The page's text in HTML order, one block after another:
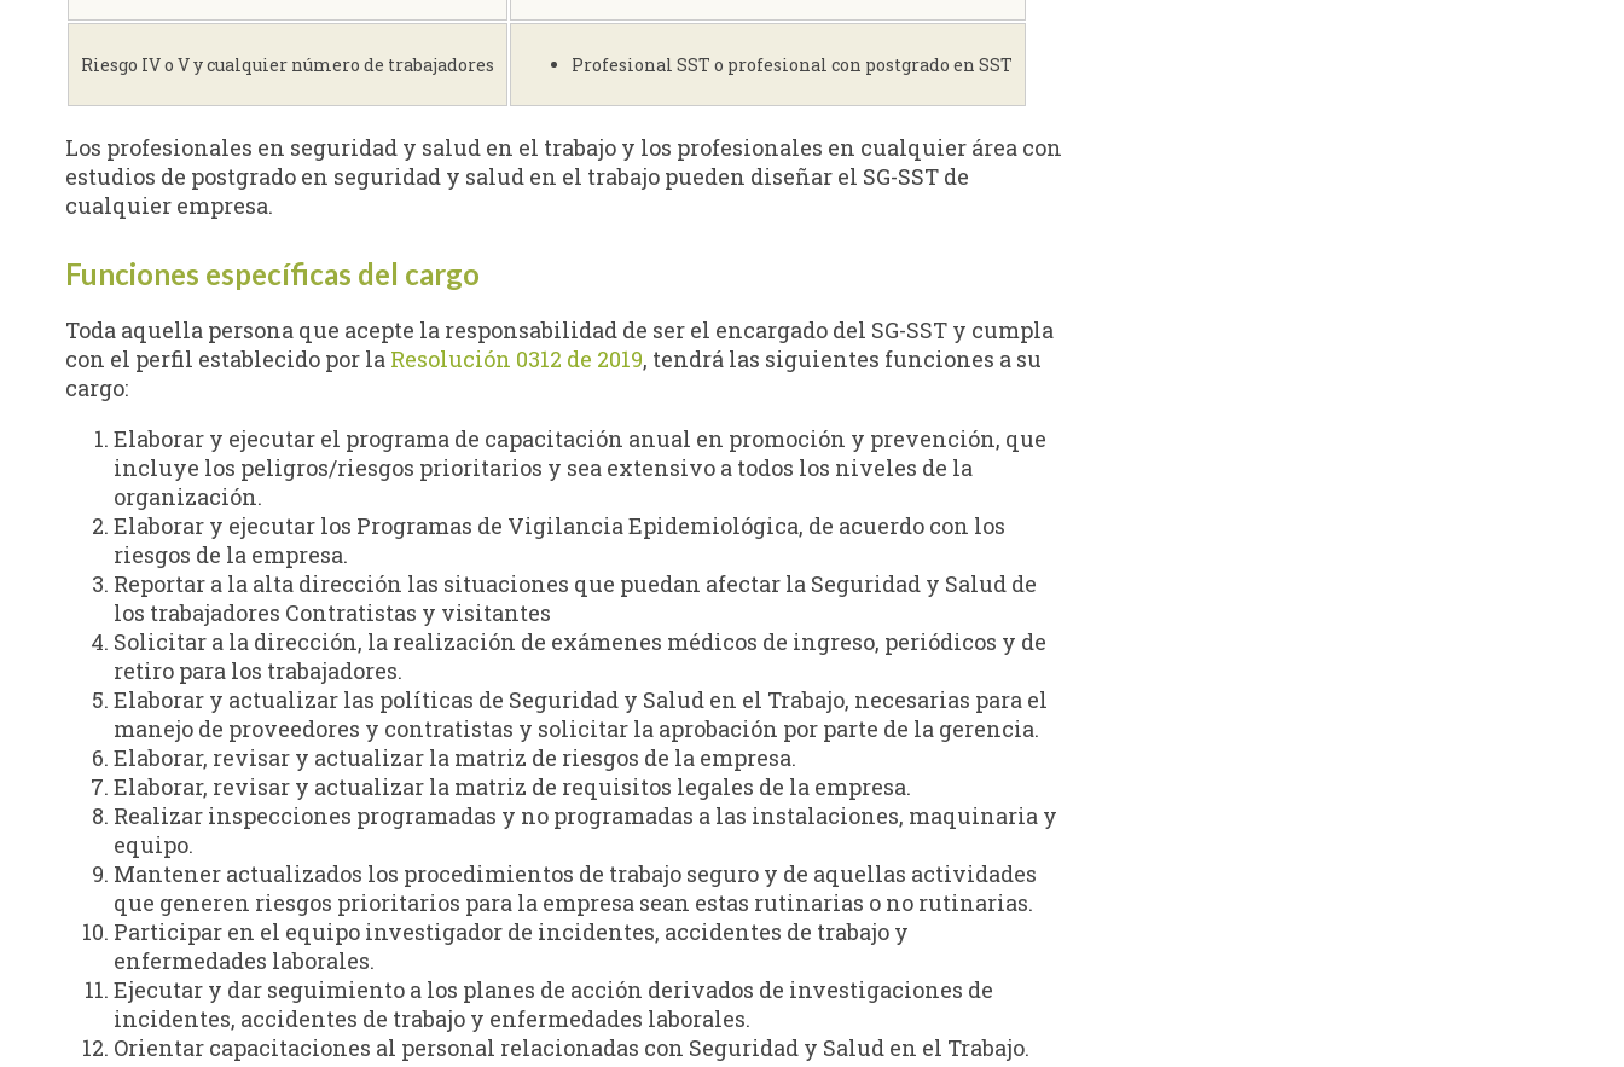
Riesgo IV o V y cualquier número de trabajadores Profesional SST o profesional con postgrado en SST
Los profesionales en seguridad y salud en el trabajo y los profesionales en cualquier área con
estudios de postgrado en seguridad y salud en el trabajo pueden diseñar el SG-SST de
cualquier empresa.
Funciones específicas del cargo
Toda aquella persona que acepte la responsabilidad de ser el encargado del SG-SST y cumpla
con el perfil establecido por la Resolución 0312 de 2019, tendrá las siguientes funciones a su
cargo:
Elaborar y ejecutar el programa de capacitación anual en promoción y prevención, que
incluye los peligros/riesgos prioritarios y sea extensivo a todos los niveles de la
organización.
Elaborar y ejecutar los Programas de Vigilancia Epidemiológica, de acuerdo con los
riesgos de la empresa.
Reportar a la alta dirección las situaciones que puedan afectar la Seguridad y Salud de
los trabajadores Contratistas y visitantes
Solicitar a la dirección, la realización de exámenes médicos de ingreso, periódicos y de
retiro para los trabajadores.
Elaborar y actualizar las políticas de Seguridad y Salud en el Trabajo, necesarias para el
manejo de proveedores y contratistas y solicitar la aprobación por parte de la gerencia.
Elaborar, revisar y actualizar la matriz de riesgos de la empresa.
Elaborar, revisar y actualizar la matriz de requisitos legales de la empresa.
Realizar inspecciones programadas y no programadas a las instalaciones, maquinaria y
equipo.
Mantener actualizados los procedimientos de trabajo seguro y de aquellas actividades
que generen riesgos prioritarios para la empresa sean estas rutinarias o no rutinarias.
Participar en el equipo investigador de incidentes, accidentes de trabajo y
enfermedades laborales.
Ejecutar y dar seguimiento a los planes de acción derivados de investigaciones de
incidentes, accidentes de trabajo y enfermedades laborales.
Orientar capacitaciones al personal relacionadas con Seguridad y Salud en el Trabajo.